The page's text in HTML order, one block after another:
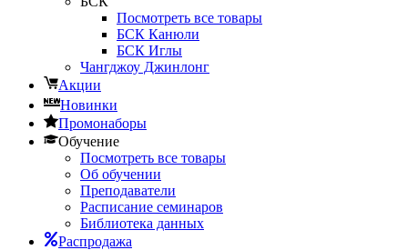
Посмотреть все товары
БСК Канюли
БСК Иглы
Чангджоу Джинлонг
Акции
Новинки
Промонаборы
Обучение
Посмотреть все товары
Об обучении
Преподаватели
Расписание семинаров
Библиотека данных
Распродажа